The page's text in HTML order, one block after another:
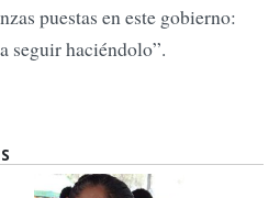
puestas en este gobierno:
seguir haciéndolo”.